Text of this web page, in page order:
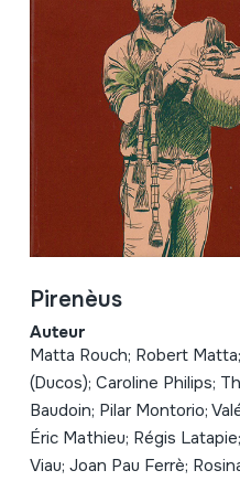
Pirenèus
Auteur
Matta Rouch; Robert
(Ducos); Caroline Philips;
Baudoin; Pilar Montorio;
Éric Mathieu; Régis
Viau; Joan Pau Ferrè;